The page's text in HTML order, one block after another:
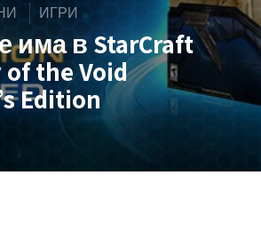
ИГРИ
има в StarCraft
of the Void
Edition